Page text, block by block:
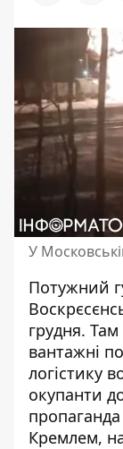
У
Потужний
грудня.
вантажні
логістику
окупанти
Кремлем,